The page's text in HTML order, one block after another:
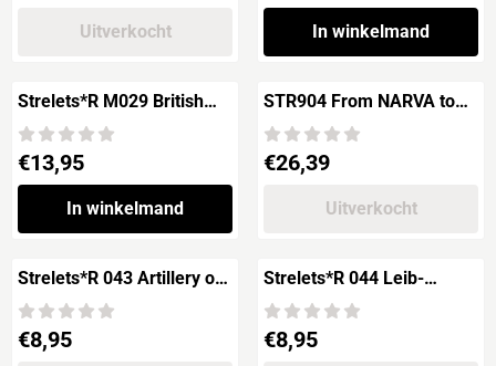
Uitverkocht In winkelmand
Strelets*R M029 British
Grenadiers in Winter Dress
Crimean War
Prijs: 13,95
€13,95
In winkelmand
STR904 From NARVA to
POLTAVA
Prijs: 26,39
€26,39
Uitverkocht
Strelets*R 043 Artillery of
Charles XII
Prijs: 8,95
€8,95
Strelets*R 044 Leib-
Drabants of Charles XII
Prijs: 8,95
€8,95